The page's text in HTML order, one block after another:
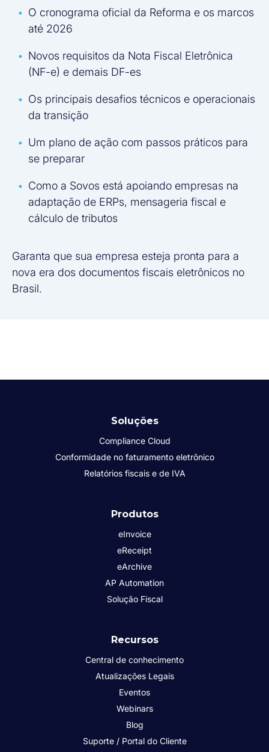
O cronograma oficial da Reforma e os marcos
até 2026
Novos requisitos da Nota Fiscal Eletrônica
(NF-e) e demais DF-es
Os principais desafios técnicos e operacionais
da transição
Um plano de ação com passos práticos para
se preparar
Como a Sovos está apoiando empresas na
adaptação de ERPs, mensageria fiscal e
cálculo de tributos
Garanta que sua empresa esteja pronta para a
nova era dos documentos fiscais eletrônicos no
Brasil.
Soluções
Compliance Cloud
Conformidade no faturamento eletrônico
Relatórios fiscais e de IVA
Produtos
eInvoice
eReceipt
eArchive
AP Automation
Solução Fiscal
Recursos
Central de conhecimento
Atualizações Legais
Eventos
Webinars
Blog
Suporte / Portal do Cliente